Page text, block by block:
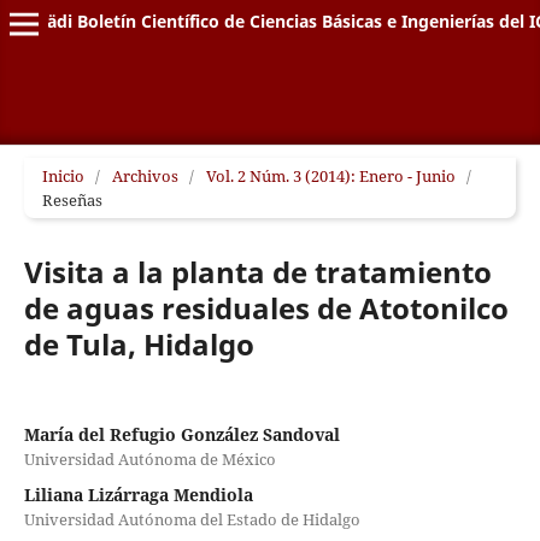
Pädi Boletín Científico de Ciencias Básicas e Ingenierías del
Inicio / Archivos / Vol. 2 Núm. 3 (2014): Enero - Junio /
Reseñas
Visita a la planta de tratamiento
de aguas residuales de Atotonilco
de Tula, Hidalgo
María del Refugio González Sandoval
Universidad Autónoma de México
Liliana Lizárraga Mendiola
Universidad Autónoma del Estado de Hidalgo